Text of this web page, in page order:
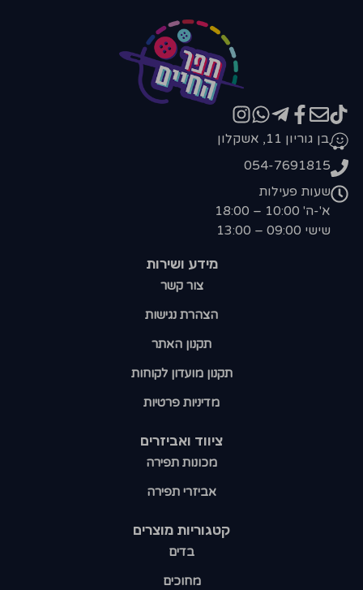
קטגוריות מוצרים​
בדים
מחוכים
ציווד ואביזרים
מכונות תפירה
אביזרי תפירה
מידע ושירות
צור קשר
הצהרת נגישות
תקנון האתר
תקנון מועדון לקוחות
מדיניות פרטיות
בן גוריון 11, אשקלון
054-7691815
שעות פעילות
א'-ה' 10:00 – 18:00
שישי 09:00 – 13:00